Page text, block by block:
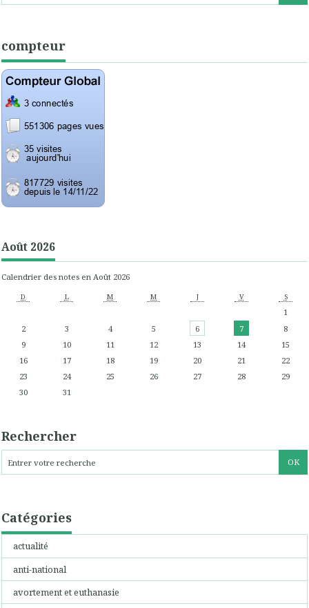
compteur
Août 2026
Calendrier des notes en Août 2026
D L M M J V S
1
2
3 4 5 6 7
8
9
10 11 12 13 14
15
16
17 18 19 20 21
22
23
24 25 26 27 28
29
30
31
Rechercher
Catégories
actualité
anti-national
avortement et euthanasie